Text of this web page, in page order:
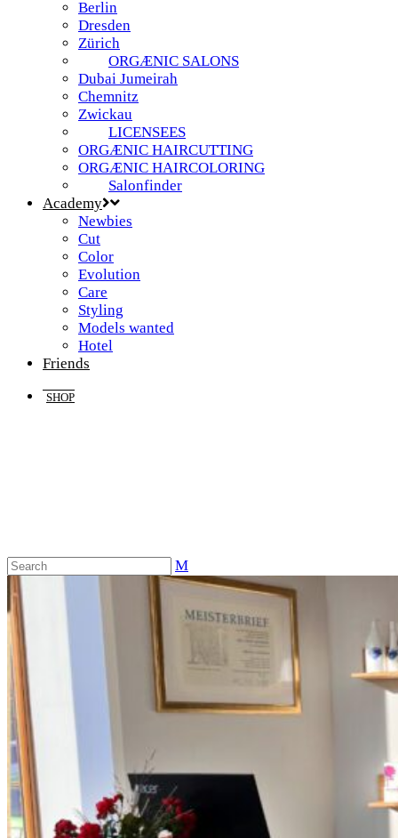
Berlin
Dresden
Zürich
ORGÆNIC SALONS
Dubai Jumeirah
Chemnitz
Zwickau
LICENSEES
ORGÆNIC HAIRCUTTING
ORGÆNIC HAIRCOLORING
Salonfinder
Academy
Newbies
Cut
Color
Evolution
Care
Styling
Models wanted
Hotel
Friends
SHOP